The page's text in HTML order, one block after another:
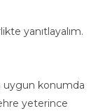
yanıtlayalım.
uygun konumda
yeterince